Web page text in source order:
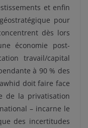
et enfin
pour
dès lors
économie post-
travail/capital
à 90 % des
doit faire face
de la privatisation
– incarne le
des incertitudes